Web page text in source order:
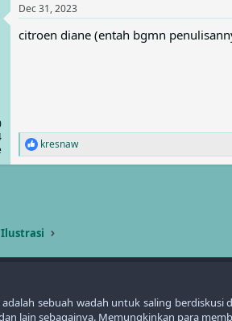
c
i
Dec 31, 2023
citroen diane (entah bgmn
R
e
n
kresnaw
sebuah wadah untuk saling
lain sebagainya. Memungkinkan para